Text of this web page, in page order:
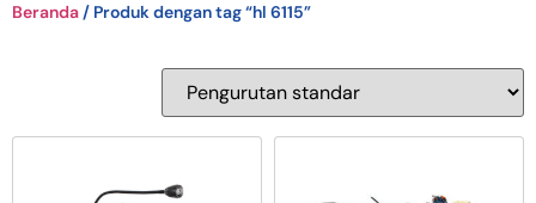
Beranda / Produk dengan tag “hl 6115”